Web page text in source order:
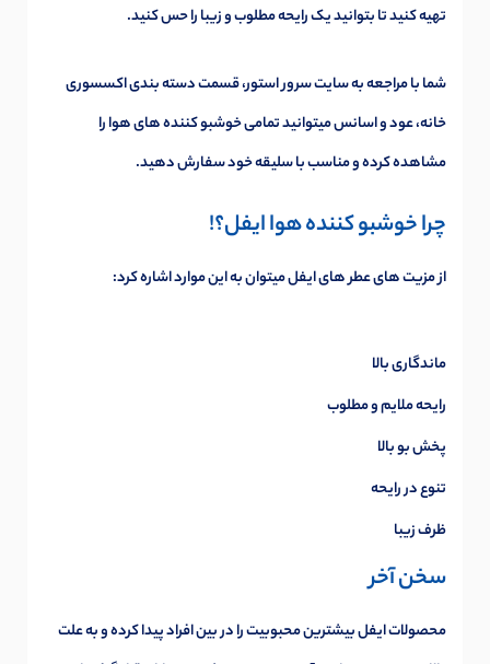
تهیه کنید تا بتوانید یک رایحه مطلوب و زیبا را حس کنید.
شما با مراجعه به سایت سرور استور، قسمت دسته بندی اکسسوری
خانه،عود و اسانسمیتوانید تمامی خوشبو کننده های هوا را
مشاهده کرده و مناسب با سلیقه خود سفارش دهید.
چرا خوشبو کننده هوا ایفل؟!
از مزیت های عطر های ایفل میتوان به این موارد اشاره کرد:
ماندگاری بالا
رایحه ملایم و مطلوب
پخش بو بالا
تنوع در رایحه
ظرف زیبا
سخن آخر
محصولات ایفل بیشترین محبوبیت را در بین افراد پیدا کرده و به علت